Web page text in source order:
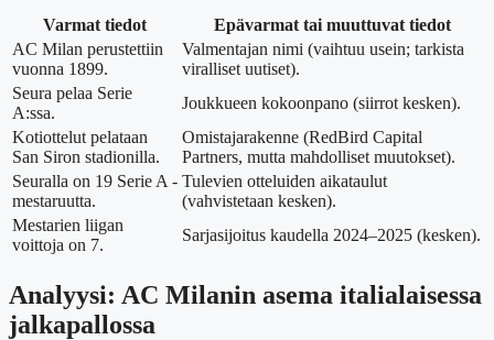
Varmat tiedot
Epävarmat tai muuttuvat tiedot
AC Milan perustettiin
vuonna 1899.
Valmentajan nimi (vaihtuu usein; tarkista
viralliset uutiset).
Seura pelaa Serie
A:ssa.
Joukkueen kokoonpano (siirrot kesken).
Kotiottelut pelataan
San Siron stadionilla.
Omistajarakenne (RedBird Capital
Partners, mutta mahdolliset muutokset).
Seuralla on 19 Serie A -
mestaruutta.
Tulevien otteluiden aikataulut
(vahvistetaan kesken).
Mestarien liigan
voittoja on 7.
Sarjasijoitus kaudella 2024–2025 (kesken).
Analyysi: AC Milanin asema italialaisessa
jalkapallossa